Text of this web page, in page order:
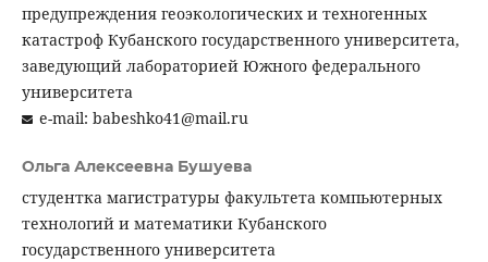
предупреждения геоэкологических и техногенных
катастроф Кубанского государственного университета,
заведующий лабораторией Южного федерального
университета
e-mail: babeshko41@mail.ru
Ольга Алексеевна Бушуева
студентка магистратуры факультета компьютерных
технологий и математики Кубанского
государственного университета